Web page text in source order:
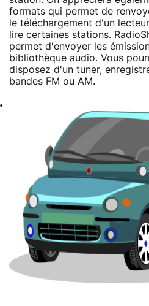
formats qui permet de
le téléchargement d'un
lire certaines stations.
permet d'envoyer les
bibliothèque audio. Vous
disposez d'un tuner,
bandes FM ou AM.